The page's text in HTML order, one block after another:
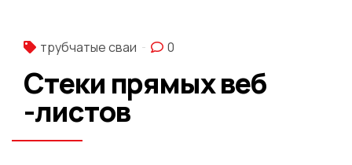
трубчатые сваи 0
Стеки прямых веб
-листов